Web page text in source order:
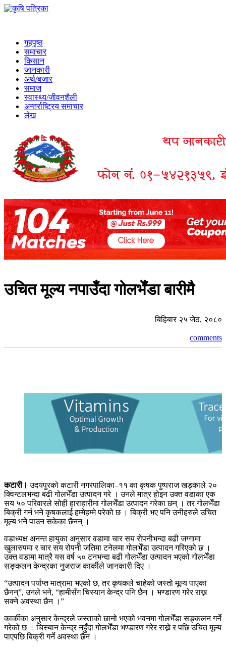
गृहपृष्ठ
समाचार
किसान
जानकारी
अर्थ/बजार
समाज
स्वास्थ्य/जीवनशैली
अन्तर्राष्ट्रिय समाचार
लेख
उचित मूल्य नपाउँदा गोलभेँडा बारीमै
बिहिबार २५ जेठ, २०८०
comments
कटारी। उदयपुरको कटारी नगरपालिका–११ का कृषक पुष्पराज खड्काले २०
क्विन्टलभन्दा बढी गोलभेँडा उत्पादन गरे । उनले मात्र होइन उक्त वडाका एक
सय ५० परिवारले सोही हाराहारीमा गोलभेँडा उत्पादन गरेका छन् । तर गोलभेँडा
बिक्री गर्न भने कृषकलाई हम्मेहम्मे परेको छ । बिक्री भए पनि उनीहरुले उचित
मूल्य भने पाउन सकेका छैनन् ।
वडाध्यक्ष अनन्त हायुका अनुसार वडामा चार सय रोपनीभन्दा बढी जग्गामा
खुलारुपमा र चार सय रोपनी जतिमा टनेलमा गोलभेँडा उत्पादन गरिएको छ ।
उक्त वडामा मात्रै यस वर्ष ५० टनभन्दा बढी गोलभेँडा उत्पादन भएको गोलभेँडा
सङ्कलन केन्द्रका नुजराज कार्कीले जानकारी दिए ।
“उत्पादन पर्याप्त मात्रामा भएको छ, तर कृषकले चाहेको जस्तो मूल्य पाएका
छैनन्”, उनले भने, “हामीसँग चिस्यान केन्द्र पनि छैन । भण्डारण गरेर राख्न
सक्ने अवस्था छैन ।”
कार्कीका अनुसार केन्द्रले जस्ताको छानो भएको भवनमा गोलभेँडा सङ्कलन गर्ने
गरेको छ । चिस्यान केन्द्र नहुँदा गोलभेँडा भण्डारण गरेर राख्ने र पछि उचित मूल्य
पाएपछि बिक्री गर्ने अवस्था छैन ।